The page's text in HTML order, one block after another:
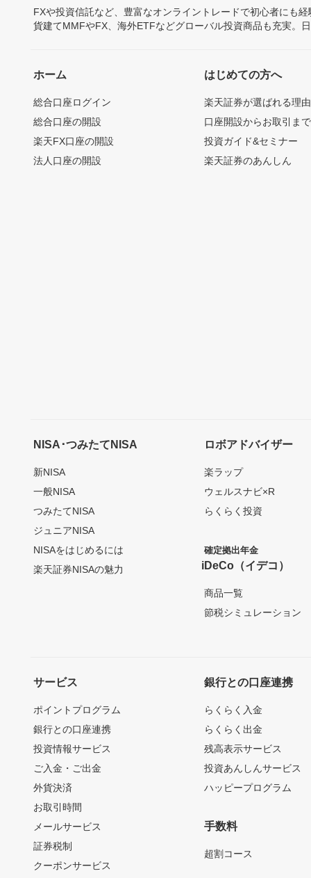
FXや投資信託など、豊富なオンライントレードで初心者にも
貨建てMMFやFX、海外ETFなどグローバル投資商品も充実。
ホーム
総合口座ログイン
総合口座の開設
楽天FX口座の開設
法人口座の開設
はじめての方へ
楽天証券が選ばれる理由
口座開設からお取引ま
投資ガイド&セミナー
楽天証券のあんしん
NISA･つみたてNISA
新NISA
一般NISA
つみたてNISA
ジュニアNISA
NISAをはじめるには
楽天証券NISAの魅力
ロボアドバイザー
楽ラップ
ウェルスナビ×R
らくらく投資
確定拠出年金
iDeCo（イデコ）
商品一覧
節税シミュレーション
サービス
ポイントプログラム
銀行との口座連携
投資情報サービス
ご入金・ご出金
外貨決済
お取引時間
メールサービス
証券税制
クーポンサービス
銀行との口座連携
らくらく入金
らくらく出金
残高表示サービス
投資あんしんサービス
ハッピープログラム
手数料
超割コース